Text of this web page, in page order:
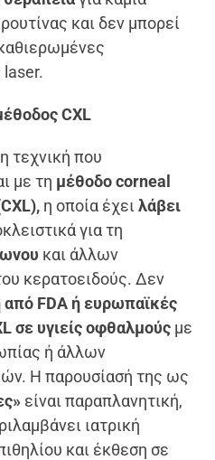
και δεν μπορεί
laser.
CXL
τεχνική που
με τη μέθοδο corneal
η οποία έχειλάβει
για τη
και άλλων
κερατοειδούς. Δεν
από FDA ή ευρωπαϊκές
σε υγιείς οφθαλμούς με
ή άλλων
Η παρουσίασή της ως
είναι παραπλανητική,
ιατρική
και έκθεση σε